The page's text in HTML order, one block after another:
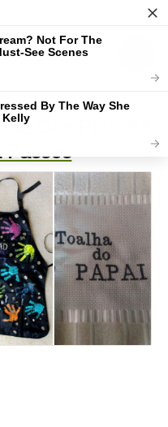
Dos Pais: 24
Passos